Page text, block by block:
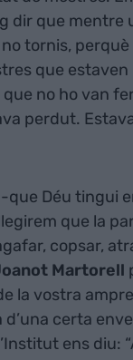
dir que mentre
tornis,
que estaven
no ho van
perdut.
que Déu tingui
que la
copsar,
Martorell
la vostra
certa
ens diu: